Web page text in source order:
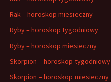
Rak – horoskop miesieczny
Ryby – horoskop tygodniowy
Ryby – horoskop miesieczny
Skorpion – horoskop tygodniowy
Skorpion – horoskop miesieczny